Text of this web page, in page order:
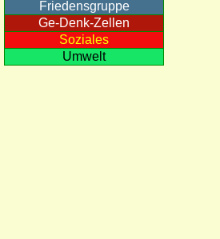
Friedensgruppe
Ge-Denk-Zellen
Soziales
Umwelt